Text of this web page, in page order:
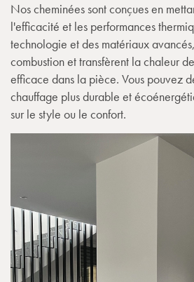
Nos cheminées sont conçues en
l'efficacité et les performances
technologie et des matériaux
combustion et transfèrent la chaleur
efficace dans la pièce. Vous pouvez
chauffage plus durable et
sur le style ou le confort.